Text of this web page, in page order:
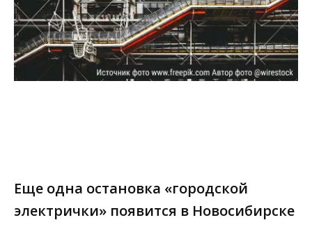
Еще одна остановка «городской
электрички» появится в Новосибирске